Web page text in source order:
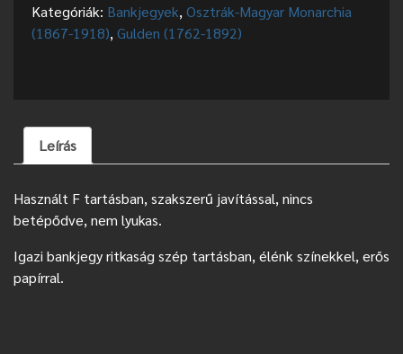
Kategóriák: Bankjegyek, Osztrák-Magyar Monarchia
(1867-1918), Gulden (1762-1892)
Leírás
Használt F tartásban, szakszerű javítással, nincs
betépődve, nem lyukas.
Igazi bankjegy ritkaság szép tartásban, élénk színekkel, erős
papírral.